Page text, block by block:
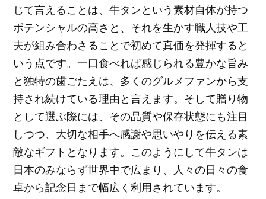
じて言えることは、牛タンという素材自体が持つ
ポテンシャルの高さと、それを生かす職人技や工
夫が組み合わさることで初めて真価を発揮すると
いう点です。一口食べれば感じられる豊かな旨み
と独特の歯ごたえは、多くのグルメファンから支
持され続けている理由と言えます。そして贈り物
として選ぶ際には、その品質や保存状態にも注目
しつつ、大切な相手へ感謝や思いやりを伝える素
敵なギフトとなります。このようにして牛タンは
日本のみならず世界中で広まり、人々の日々の食
卓から記念日まで幅広く利用されています。